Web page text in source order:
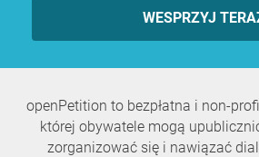
WESPRZYJ
openPetition to bezpłatna i non-
której obywatele mogą
zorganizować się i nawiązać